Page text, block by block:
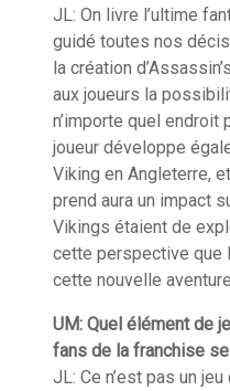
JL: On livre l’ultime
guidé toutes nos
la création d’Assassin’s
aux joueurs la
n’importe quel endroit
joueur développe
Viking en Angleterre,
prend aura un impact
Vikings étaient de
cette perspective que
cette nouvelle aventure.
UM: Quel élément de
fans de la franchise
JL: Ce n’est pas un